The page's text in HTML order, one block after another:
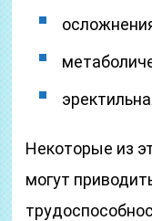
Некоторые из
могут